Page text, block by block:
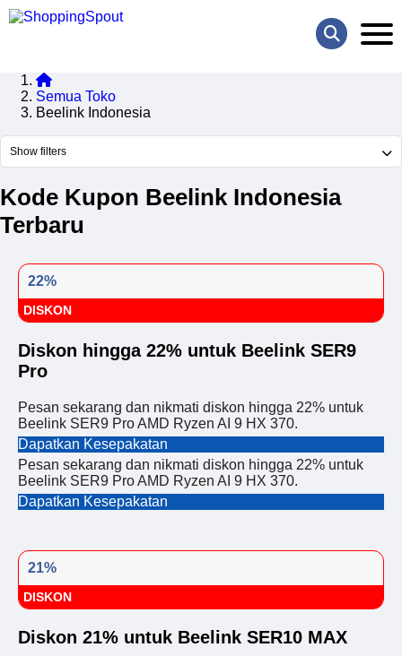
Semua Toko
Beelink Indonesia
Show filters
Kode Kupon Beelink Indonesia
Terbaru
22%
DISKON
Diskon hingga 22% untuk Beelink SER9
Pro
Pesan sekarang dan nikmati diskon hingga 22% untuk
Beelink SER9 Pro AMD Ryzen AI 9 HX 370.
Dapatkan Kesepakatan
Pesan sekarang dan nikmati diskon hingga 22% untuk
Beelink SER9 Pro AMD Ryzen AI 9 HX 370.
Dapatkan Kesepakatan
21%
DISKON
Diskon 21% untuk Beelink SER10 MAX